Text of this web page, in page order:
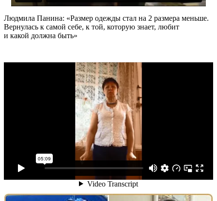
Людмила Панина: «Размер одежды стал на 2 размера меньше.
Вернулась к самой себе, к той, которую знает, любит
и какой должна быть»